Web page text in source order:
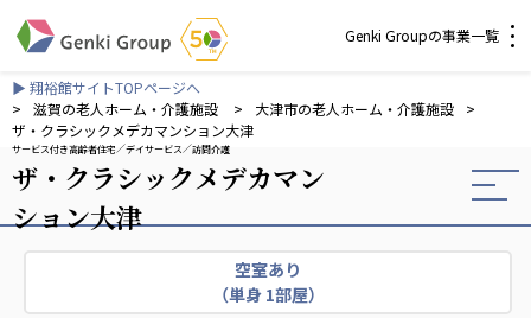
Genki Groupの事業一覧
介護・福祉
社会福祉法人 元気村グループ
社会福祉法人元気村
▶ 翔裕館サイトTOPページへ
>
滋賀の老人ホーム・介護施設 > 大津市の老人ホーム・介護施設
>
ザ・クラシックメデカマンション大津
サービス付き高齢者住宅 デイサービス 訪問介護
ザ・クラシックメデカマン
ション大津
空室あり
（単身 1部屋）